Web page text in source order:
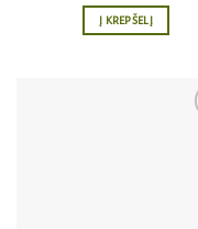
Į KREPŠELĮ